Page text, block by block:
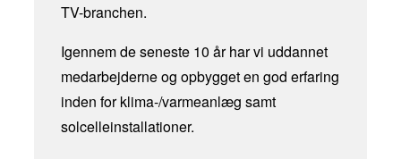
TV-branchen.
Igennem de seneste 10 år har vi uddannet
medarbejderne og opbygget en god erfaring
inden for klima-/varmeanlæg samt
solcelleinstallationer.